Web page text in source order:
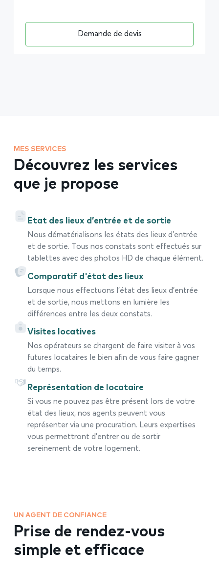
Demande de devis
MES SERVICES
Découvrez les services
que je propose
Etat des lieux d’entrée et de sortie
Nous dématérialisons les états des lieux d’entrée
et de sortie. Tous nos constats sont effectués sur
tablettes avec des photos HD de chaque élément.
Comparatif d'état des lieux
Lorsque nous effectuons l’état des lieux d’entrée
et de sortie, nous mettons en lumière les
différences entre les deux constats.
Visites locatives
Nos opérateurs se chargent de faire visiter à vos
futures locataires le bien afin de vous faire gagner
du temps.
Représentation de locataire
Si vous ne pouvez pas être présent lors de votre
état des lieux, nos agents peuvent vous
représenter via une procuration. Leurs expertises
vous permettront d’entrer ou de sortir
sereinement de votre logement.
UN AGENT DE CONFIANCE
Prise de rendez-vous
simple et efficace